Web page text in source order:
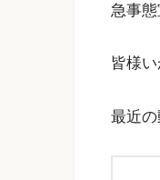
急事
皆様
最近の